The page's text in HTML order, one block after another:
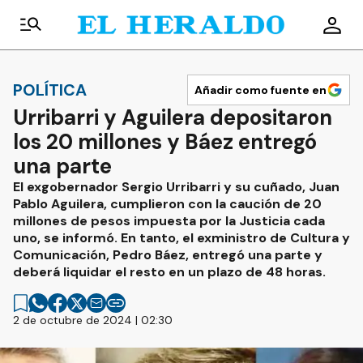
POLÍTICA Añadir como fuente en
Urribarri y Aguilera depositaron
los 20 millones y Báez entregó
una parte
El exgobernador Sergio Urribarri y su cuñado, Juan
Pablo Aguilera, cumplieron con la caución de 20
millones de pesos impuesta por la Justicia cada
uno, se informó. En tanto, el exministro de Cultura y
Comunicación, Pedro Báez, entregó una parte y
deberá liquidar el resto en un plazo de 48 horas.
2 de octubre de 2024 | 02:30